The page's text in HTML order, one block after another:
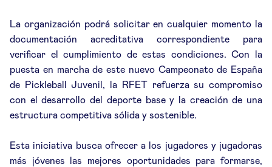
La organización podrá solicitar en cualquier momento la
documentación acreditativa correspondiente para
verificar el cumplimiento de estas condiciones. Con la
puesta en marcha de este nuevo Campeonato de España
de Pickleball Juvenil, la RFET refuerza su compromiso
con el desarrollo del deporte base y la creación de una
estructura competitiva sólida y sostenible.
Esta iniciativa busca ofrecer a los jugadores y jugadoras
más jóvenes las mejores oportunidades para formarse,